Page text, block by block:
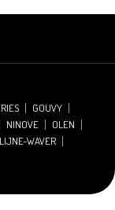
GOUVY
NINOVE
OLEN
WAVER